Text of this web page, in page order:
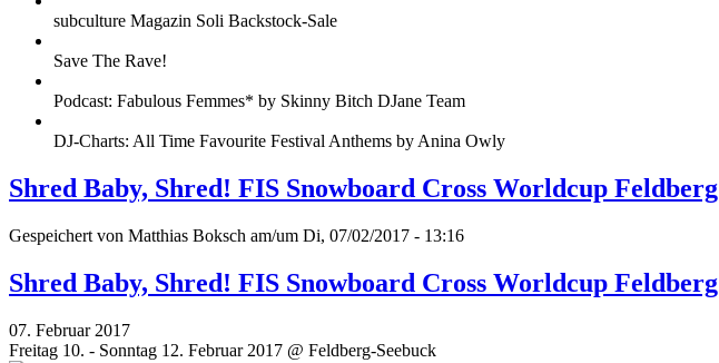
subculture Magazin Soli Backstock-Sale
Save The Rave!
Podcast: Fabulous Femmes* by Skinny Bitch DJane Team
DJ-Charts: All Time Favourite Festival Anthems by Anina Owly
Shred Baby, Shred! FIS Snowboard Cross Worldcup Feldberg
Gespeichert von Matthias Boksch am/um Di, 07/02/2017 - 13:16
Shred Baby, Shred! FIS Snowboard Cross Worldcup Feldberg
07. Februar 2017
Freitag 10. - Sonntag 12. Februar 2017 @ Feldberg-Seebuck